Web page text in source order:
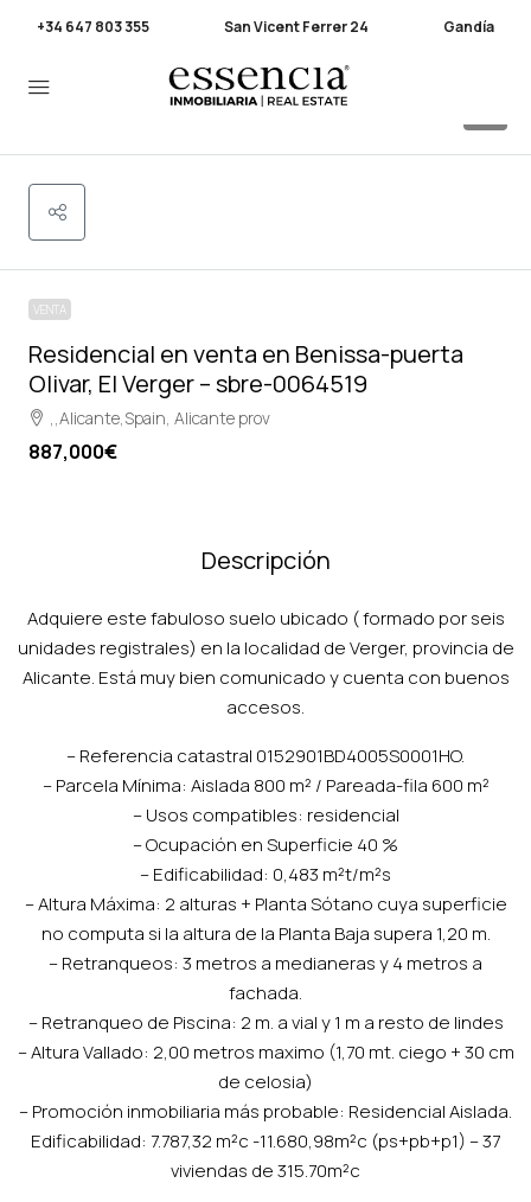
+34 647 803 355 San Vicent Ferrer 24 Gandía
VENTA
Residencial en venta en Benissa-puerta
Olivar, El Verger – sbre-0064519
,,Alicante,Spain, Alicante prov
887,000€
Descripción
Adquiere este fabuloso suelo ubicado ( formado por seis
unidades registrales) en la localidad de Verger, provincia de
Alicante. Está muy bien comunicado y cuenta con buenos
accesos.
– Referencia catastral 0152901BD4005S0001HO.
– Parcela Mínima: Aislada 800 m² / Pareada-fila 600 m²
– Usos compatibles: residencial
– Ocupación en Superficie 40 %
– Edificabilidad: 0,483 m²t/m²s
– Altura Máxima: 2 alturas + Planta Sótano cuya superficie
no computa si la altura de la Planta Baja supera 1,20 m.
– Retranqueos: 3 metros a medianeras y 4 metros a
fachada.
– Retranqueo de Piscina: 2 m. a vial y 1 m a resto de lindes
– Altura Vallado: 2,00 metros maximo (1,70 mt. ciego + 30 cm
de celosia)
– Promoción inmobiliaria más probable: Residencial Aislada.
Edificabilidad: 7.787,32 m²c -11.680,98m²c (ps+pb+p1) – 37
viviendas de 315.70m²c